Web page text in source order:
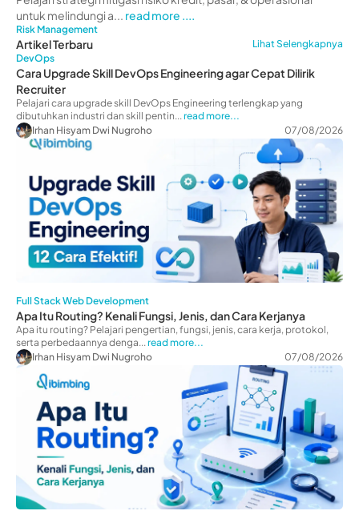
untuk melindungi a... read more ....
Risk Management
Artikel Terbaru
Lihat Selengkapnya
DevOps
Cara Upgrade Skill DevOps Engineering agar Cepat Dilirik
Recruiter
Pelajari cara upgrade skill DevOps Engineering terlengkap yang
dibutuhkan industri dan skill pentin... read more...
Irhan Hisyam Dwi Nugroho
07/08/2026
Full Stack Web Development
Apa Itu Routing? Kenali Fungsi, Jenis, dan Cara Kerjanya
Apa itu routing? Pelajari pengertian, fungsi, jenis, cara kerja, protokol,
serta perbedaannya denga... read more...
Irhan Hisyam Dwi Nugroho
07/08/2026